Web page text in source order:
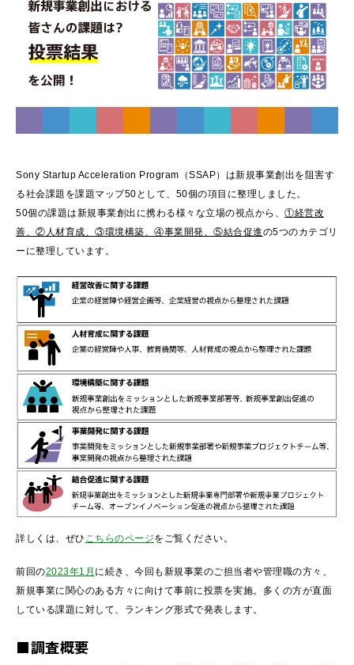
Sony Startup Acceleration Program（SSAP）は新規事業創出を阻害す
る社会課題を課題マップ50として、50個の項目に整理しました。
50個の課題は新規事業創出に携わる様々な立場の視点から、 ①経営改
善、②人材育成、③環境構築、④事業開発、⑤結合促進の5つのカテゴリ
ーに整理しています。
詳しくは、ぜひ こちらのページをご覧ください。
前回の2023年1月 に続き、今回も新規事業のご担当者や管理職の方々、
新規事業に関心のある方々に向けて事前に投票を実施。多くの方が直面
している課題に対して、ランキング形式で発表します。
■調査概要